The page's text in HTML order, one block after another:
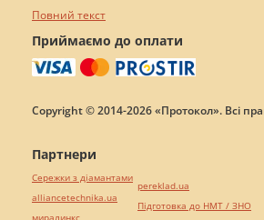
Повний текст
Приймаємо до оплати
Copyright © 2014-2026 «Протокол». Всі
Партнери
Сережки з діамантами
alliancetechnika.ua
миралинкс
pereklad.ua
Підготовка до НМТ / ЗНО